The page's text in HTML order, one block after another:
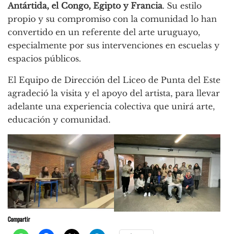
Antártida, el Congo, Egipto y Francia. Su estilo
propio y su compromiso con la comunidad lo han
convertido en un referente del arte uruguayo,
especialmente por sus intervenciones en escuelas y
espacios públicos.
El Equipo de Dirección del Liceo de Punta del Este
agradeció la visita y el apoyo del artista, para llevar
adelante una experiencia colectiva que unirá arte,
educación y comunidad.
Compartir